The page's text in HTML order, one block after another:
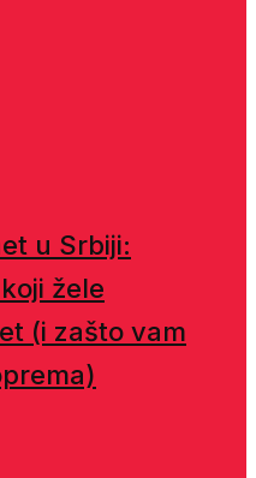
u Srbiji:
žele
(i zašto vam